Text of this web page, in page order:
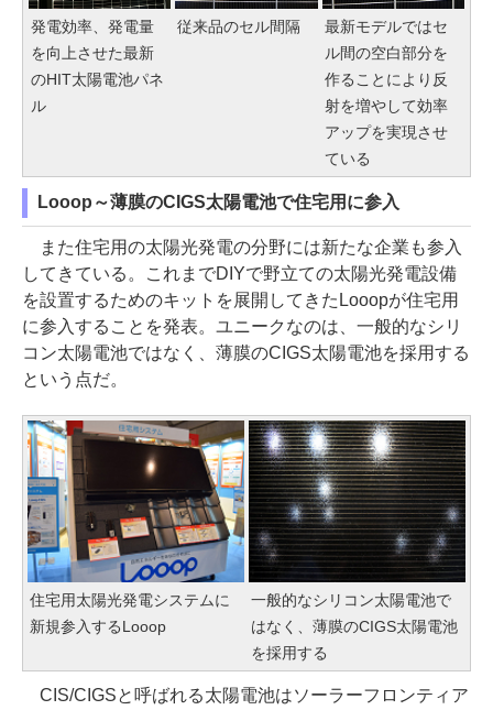
発電効率、発電量
を向上させた最新
のHIT太陽電池パネ
ル
従来品のセル間隔
最新モデルではセ
ル間の空白部分を
作ることにより反
射を増やして効率
アップを実現させ
ている
Looop～薄膜のCIGS太陽電池で住宅用に参入
また住宅用の太陽光発電の分野には新たな企業も参入
してきている。これまでDIYで野立ての太陽光発電設備
を設置するためのキットを展開してきたLooopが住宅用
に参入することを発表。ユニークなのは、一般的なシリ
コン太陽電池ではなく、薄膜のCIGS太陽電池を採用する
という点だ。
住宅用太陽光発電システムに
新規参入するLooop
一般的なシリコン太陽電池で
はなく、薄膜のCIGS太陽電池
を採用する
CIS/CIGSと呼ばれる太陽電池はソーラーフロンティア